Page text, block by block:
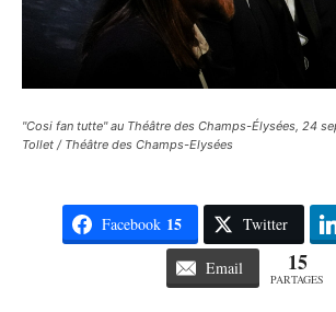
"Cosi fan tutte" au Théâtre des Champs-Élysées, 24
Tollet / Théâtre des Champs-Elysées
Facebook 15 Twitter
Email 15
PARTAGES